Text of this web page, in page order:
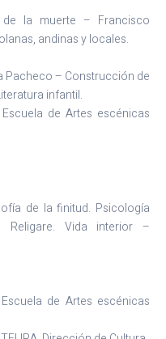
de la muerte – Francisco
andinas y locales.
Pacheco – Construcción de
infantil.
de Artes escénicas
de la finitud. Psicología
Religare. Vida interior –
de Artes escénicas